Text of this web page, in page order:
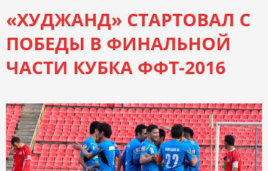
«ХУДЖАНД» СТАРТОВАЛ С
ПОБЕДЫ В ФИНАЛЬНОЙ
ЧАСТИ КУБКА ФФТ-2016